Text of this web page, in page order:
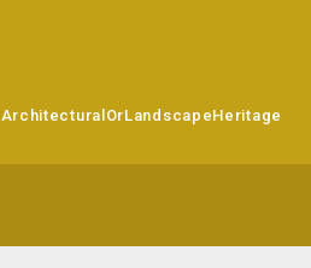
ArchitecturalOrLandscapeHeritage